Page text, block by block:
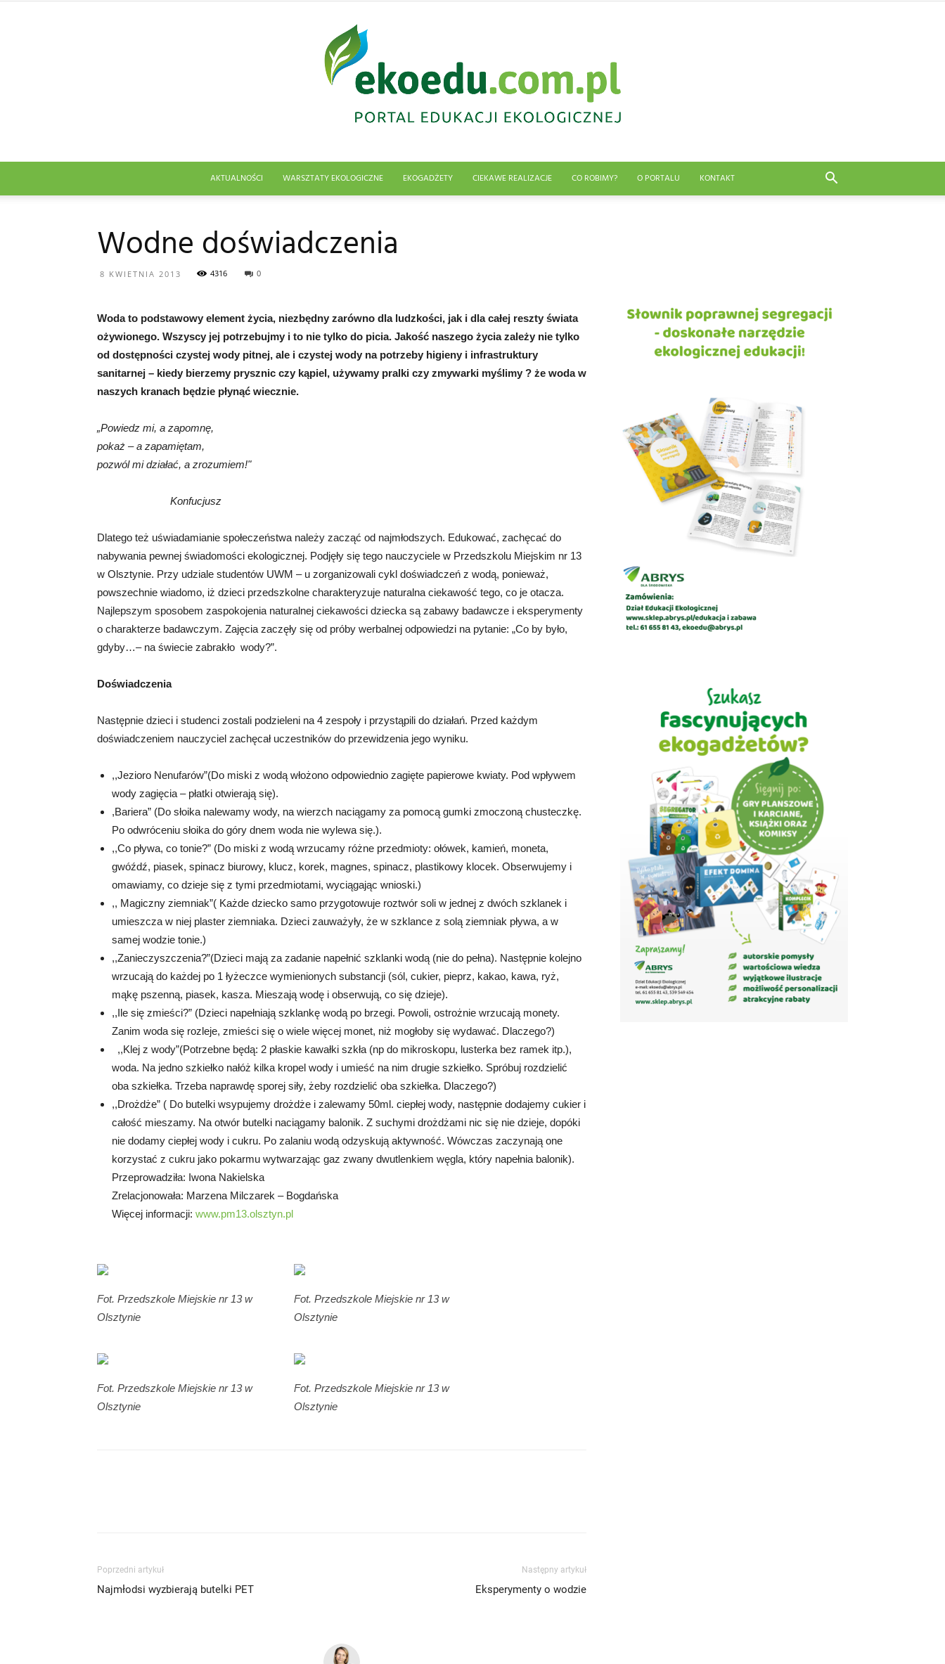
AKTUALNOŚCI WARSZTATY EKOLOGICZNE EKOGADŻETY CIEKAWE REALIZACJE CO ROBIMY? O PORTALU KONTAKT
Wodne doświadczenia
8 KWIETNIA 2013 4316 0
Woda to podstawowy element życia, niezbędny zarówno dla ludzkości, jak i dla całej reszty świata
ożywionego. Wszyscy jej potrzebujmy i to nie tylko do picia. Jakość naszego życia zależy nie tylko
od dostępności czystej wody pitnej, ale i czystej wody na potrzeby higieny i infrastruktury
sanitarnej – kiedy bierzemy prysznic czy kąpiel, używamy pralki czy zmywarki myślimy ? że woda w
naszych kranach będzie płynąć wiecznie.
„Powiedz mi, a zapomnę,
pokaż – a zapamiętam,
pozwól mi działać, a zrozumiem!"
Konfucjusz
Dlatego też uświadamianie społeczeństwa należy zacząć od najmłodszych. Edukować, zachęcać do
nabywania pewnej świadomości ekologicznej. Podjęły się tego nauczyciele w Przedszkolu Miejskim nr 13
w Olsztynie. Przy udziale studentów UWM – u zorganizowali cykl doświadczeń z wodą, ponieważ,
powszechnie wiadomo, iż dzieci przedszkolne charakteryzuje naturalna ciekawość tego, co je otacza.
Najlepszym sposobem zaspokojenia naturalnej ciekawości dziecka są zabawy badawcze i eksperymenty
o charakterze badawczym. Zajęcia zaczęły się od próby werbalnej odpowiedzi na pytanie: „Co by było,
gdyby…– na świecie zabrakło wody?”.
Doświadczenia
Następnie dzieci i studenci zostali podzieleni na 4 zespoły i przystąpili do działań. Przed każdym
doświadczeniem nauczyciel zachęcał uczestników do przewidzenia jego wyniku.
,,Jezioro Nenufarów”(Do miski z wodą włożono odpowiednio zagięte papierowe kwiaty. Pod wpływem
wody zagięcia – płatki otwierają się).
,Bariera” (Do słoika nalewamy wody, na wierzch naciągamy za pomocą gumki zmoczoną chusteczkę.
Po odwróceniu słoika do góry dnem woda nie wylewa się.).
,,Co pływa, co tonie?” (Do miski z wodą wrzucamy różne przedmioty: ołówek, kamień, moneta,
gwóźdź, piasek, spinacz biurowy, klucz, korek, magnes, spinacz, plastikowy klocek. Obserwujemy i
omawiamy, co dzieje się z tymi przedmiotami, wyciągając wnioski.)
,, Magiczny ziemniak”( Każde dziecko samo przygotowuje roztwór soli w jednej z dwóch szklanek i
umieszcza w niej plaster ziemniaka. Dzieci zauważyły, że w szklance z solą ziemniak pływa, a w
samej wodzie tonie.)
,,Zanieczyszczenia?”(Dzieci mają za zadanie napełnić szklanki wodą (nie do pełna). Następnie kolejno
wrzucają do każdej po 1 łyżeczce wymienionych substancji (sól, cukier, pieprz, kakao, kawa, ryż,
mąkę pszenną, piasek, kasza. Mieszają wodę i obserwują, co się dzieje).
,,Ile się zmieści?” (Dzieci napełniają szklankę wodą po brzegi. Powoli, ostrożnie wrzucają monety.
Zanim woda się rozleje, zmieści się o wiele więcej monet, niż mogłoby się wydawać. Dlaczego?)
,,Klej z wody”(Potrzebne będą: 2 płaskie kawałki szkła (np do mikroskopu, lusterka bez ramek itp.),
woda. Na jedno szkiełko nałóż kilka kropel wody i umieść na nim drugie szkiełko. Spróbuj rozdzielić
oba szkiełka. Trzeba naprawdę sporej siły, żeby rozdzielić oba szkiełka. Dlaczego?)
,,Drożdże” ( Do butelki wsypujemy drożdże i zalewamy 50ml. ciepłej wody, następnie dodajemy cukier i
całość mieszamy. Na otwór butelki naciągamy balonik. Z suchymi drożdżami nic się nie dzieje, dopóki
nie dodamy ciepłej wody i cukru. Po zalaniu wodą odzyskują aktywność. Wówczas zaczynają one
korzystać z cukru jako pokarmu wytwarzając gaz zwany dwutlenkiem węgla, który napełnia balonik).
Przeprowadziła: Iwona Nakielska
Zrelacjonowała: Marzena Milczarek – Bogdańska
Więcej informacji: www.pm13.olsztyn.pl
Fot. Przedszkole Miejskie nr 13 w
Olsztynie
Fot. Przedszkole Miejskie nr 13 w
Olsztynie
Fot. Przedszkole Miejskie nr 13 w
Olsztynie
Fot. Przedszkole Miejskie nr 13 w
Olsztynie
Poprzedni artykuł
Najmłodsi wyzbierają butelki PET
Następny artykuł
Eksperymenty o wodzie